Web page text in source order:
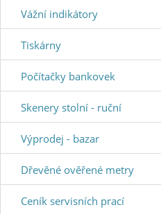
Vážní indikátory
Tiskárny
Počítačky bankovek
Skenery stolní - ruční
Výprodej - bazar
Dřevěné ověřené metry
Ceník servisních prací